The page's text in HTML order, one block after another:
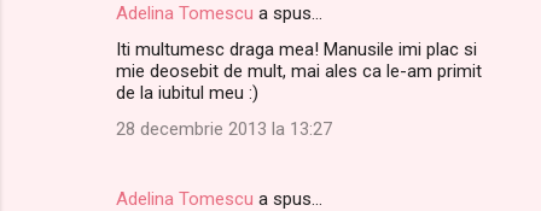
Adelina Tomescu a spus…
Iti multumesc draga mea! Manusile imi plac si
mie deosebit de mult, mai ales ca le-am primit
de la iubitul meu :)
28 decembrie 2013 la 13:27
Adelina Tomescu a spus…